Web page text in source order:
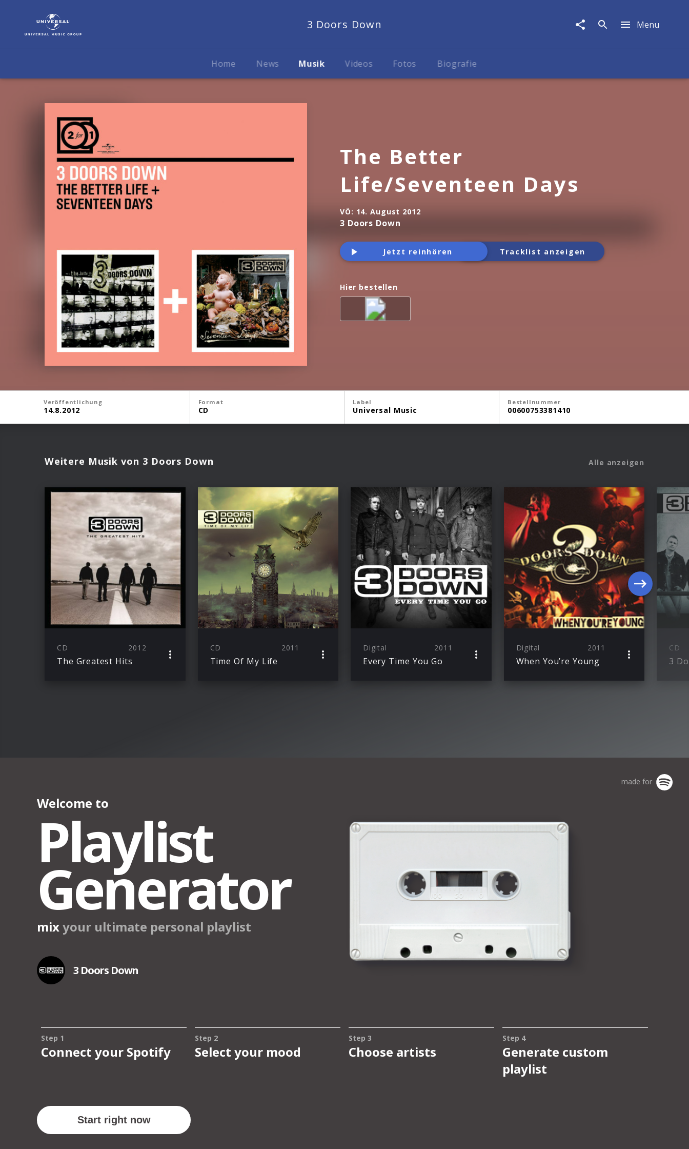
The
Life/Seventeen
3 Doors Down Menu
Home News Musik Videos Fotos Biografie
The Better
Life/Seventeen Days
VÖ: 14. August 2012
3 Doors Down
Jetzt reinhören Tracklist anzeigen
Hier bestellen
Veröffentlichung
14.8.2012
Format
CD
Label
Universal Music
Bestellnummer
00600753381410
Weitere Musik von 3 Doors Down Alle anzeigen
CD 2012
The Greatest Hits
CD 2011
Time Of My Life
Digital 2011
Every Time You Go
Digital 2011
When You’re Young
CD
3